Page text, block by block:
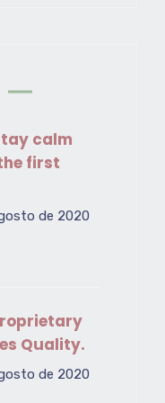
calm
first
de 2020
Quality.
de 2020